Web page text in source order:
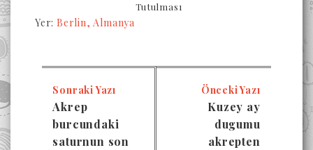
Tutulması
Yer: Berlin, Almanya
Sonraki Yazı
Akrep
burcundaki
saturnun son
Önceki Yazı
Kuzey ay
dugumu
akrepten